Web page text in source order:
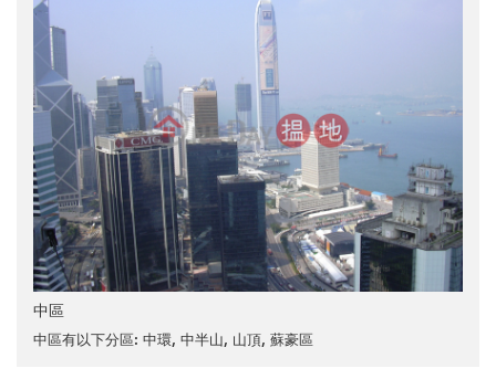
中區
中區有以下分區: 中環, 中半山, 山頂, 蘇豪區